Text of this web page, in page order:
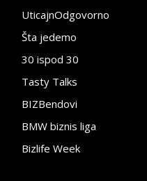
UticajnOdgovorno
Šta jedemo
30 ispod 30
Tasty Talks
BIZBendovi
BMW biznis liga
Bizlife Week